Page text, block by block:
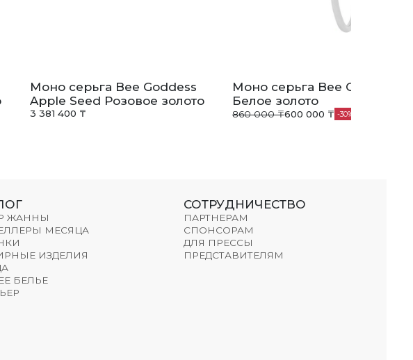
Моно серьга Bee Goddess
Apple Seed Розовое золото
3 381 400 ₸
Моно серьга Bee Goddess
Белое золото
860 000 ₸600 000 ₸ 30
ЖАННЫ
МЕСЯЦА
ИЗДЕЛИЯ
БЕЛЬЕ
СОТРУДНИЧЕСТВО
ПАРТНЕРАМ
СПОНСОРАМ
ДЛЯ ПРЕССЫ
ПРЕДСТАВИТЕЛЯМ